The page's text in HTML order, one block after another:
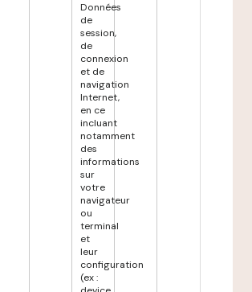
Données
de
session,
de
connexion
et de
navigation
Internet,
en ce
incluant
notamment
des
informations
sur
votre
navigateur
ou
terminal
et
leur
configuration
(ex :